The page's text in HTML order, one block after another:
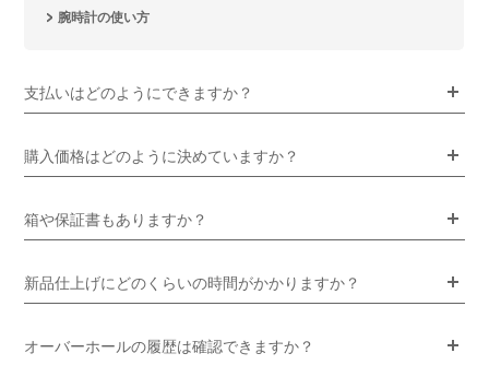
腕時計の使い方
支払いはどのようにできますか？
購入価格はどのように決めていますか？
箱や保証書もありますか？
新品仕上げにどのくらいの時間がかかりますか？
オーバーホールの履歴は確認できますか？